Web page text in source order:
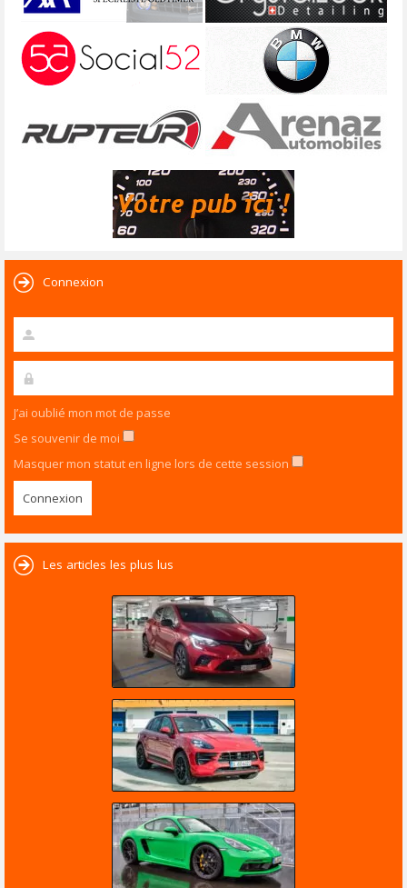
Connexion
J’ai oublié mon mot de passe
Se souvenir de moi
Masquer mon statut en ligne lors de cette session
Les articles les plus lus